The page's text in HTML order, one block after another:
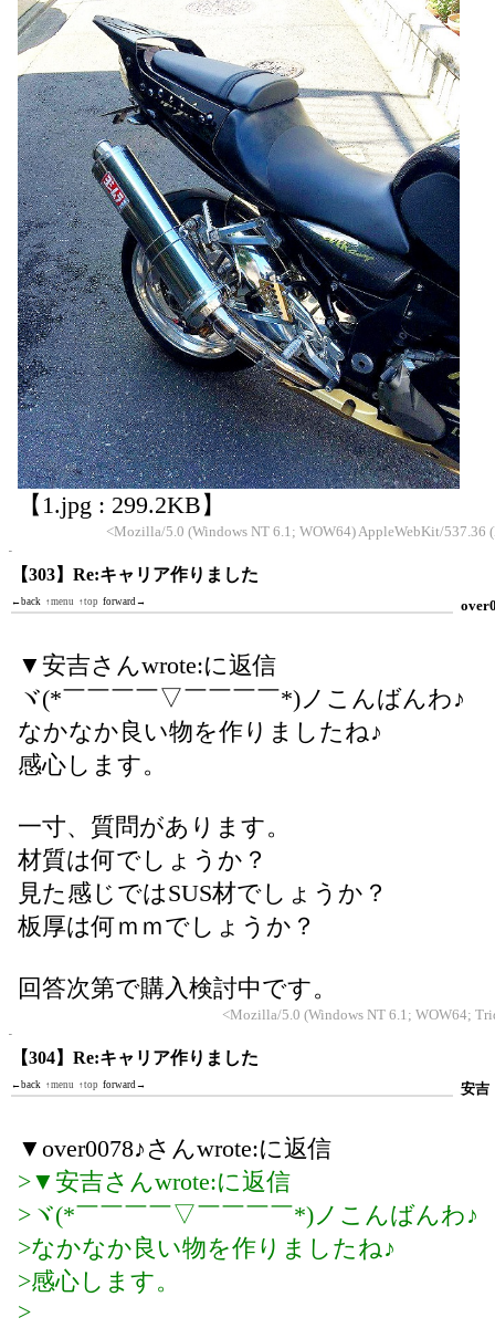
【1.jpg : 299.2KB】
<Mozilla/5.0 (Windows NT 6.1; WOW64) AppleWebKit/
【303】Re:キャリア作りました
←back ↑menu ↑top forward→
▼安吉さんwrote:に返信
ヾ(*￣￣￣￣▽￣￣￣￣*)ノこんばんわ♪
なかなか良い物を作りましたね♪
感心します。
一寸、質問があります。
材質は何でしょうか？
見た感じではSUS材でしょうか？
板厚は何ｍｍでしょうか？
回答次第で購入検討中です。
<Mozilla/5.0 (Windows NT 6.1; WOW64;
【304】Re:キャリア作りました
←back ↑menu ↑top forward→ 安吉
▼over0078♪さんwrote:に返信
>▼安吉さんwrote:に返信
>ヾ(*￣￣￣￣▽￣￣￣￣*)ノこんばんわ♪
>なかなか良い物を作りましたね♪
>感心します。
>